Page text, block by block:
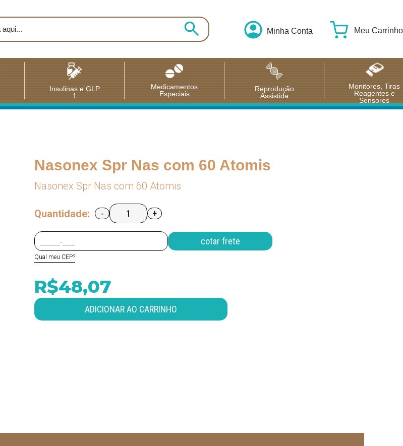
Minha Conta Meu Carrinho
Insulinas e GLP
1
Medicamentos
Especiais
Reprodução
Assistida
Monitores, Tiras
Reagentes e
Sensores
Nasonex Spr Nas com 60 Atomis
Nasonex Spr Nas com 60 Atomis
Quantidade: - +
Qual meu CEP?
R$48,07
ADICIONAR AO CARRINHO